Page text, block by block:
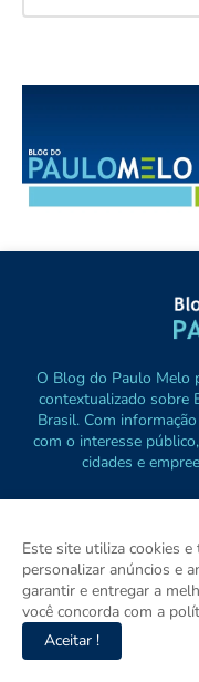
O Blog do Paulo Melo
contextualizado sobre
Brasil. Com
com o interesse
cidades e
Este site utiliza cookies
personalizar anúncios e
garantir e entregar a
você concorda com a
Aceitar !